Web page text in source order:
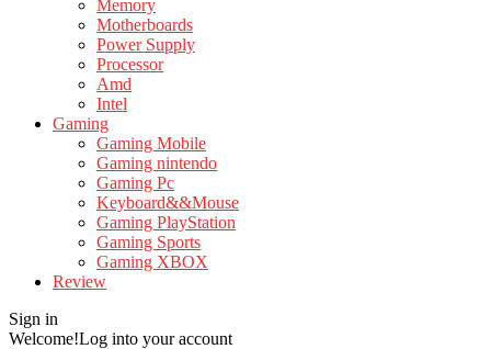
Memory
Motherboards
Power Supply
Processor
Amd
Intel
Gaming
Gaming Mobile
Gaming nintendo
Gaming Pc
Keyboard&&Mouse
Gaming PlayStation
Gaming Sports
Gaming XBOX
Review
Sign in
Welcome!Log into your account